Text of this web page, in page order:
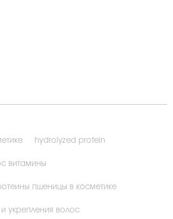
hydrolyzed protein
витамины
пшеницы в косметике
укрепления волос